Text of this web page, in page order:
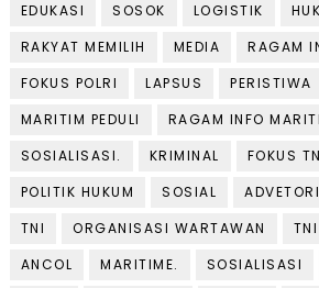
EDUKASI
SOSOK LOGISTIK
RAKYAT MEMILIH
MEDIA
RAGAM
FOKUS POLRI
LAPSUS PERISTIWA
MARITIM PEDULI
RAGAM INFO
SOSIALISASI.
KRIMINAL FOKUS
POLITIK HUKUM
SOSIAL
TNI
ORGANISASI WARTAWAN
ANCOL
MARITIME. SOSIALISASI